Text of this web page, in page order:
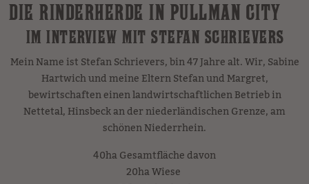
DIE RINDERHERDE IN PULLMAN CITY
IM INTERVIEW MIT STEFAN SCHRIEVERS
Mein Name ist Stefan Schrievers, bin 47 Jahre alt. Wir, Sabine
Hartwich und meine Eltern Stefan und Margret,
bewirtschaften einen landwirtschaftlichen Betrieb in
Nettetal, Hinsbeck an der niederländischen Grenze, am
schönen Niederrhein.
40ha Gesamtfläche davon
20ha Wiese